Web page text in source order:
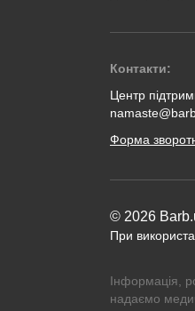
Контакти:
Центр
Форма
© 2026
При
Інформація,
надаємо